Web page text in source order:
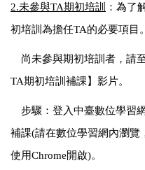
2.未參與TA期初培訓
：為了
初培訓為擔任TA的必要項目。
尚未參與期初培訓者，請
TA期初培訓補課】影片。
步驟：登入中臺數位學習
補課(請在數位學習網內瀏覽
使用Chrome開啟)。